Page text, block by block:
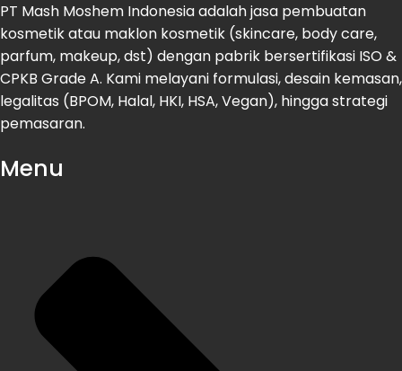
PT Mash Moshem Indonesia adalah jasa pembuatan
kosmetik atau maklon kosmetik (skincare, body care,
parfum, makeup, dst) dengan pabrik bersertifikasi ISO &
CPKB Grade A. Kami melayani formulasi, desain kemasan,
legalitas (BPOM, Halal, HKI, HSA, Vegan), hingga strategi
pemasaran.
Menu